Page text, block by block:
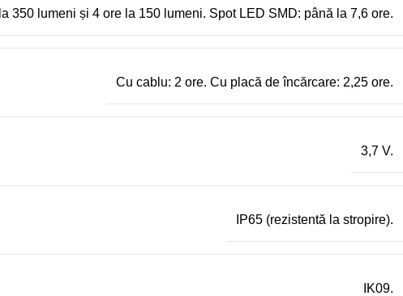
350 lumeni și 4 ore la 150 lumeni. Spot LED SMD: până la 7,6 ore.
Cu cablu: 2 ore. Cu placă de încărcare: 2,25 ore.
3,7 V.
IP65 (rezistentă la stropire).
IK09.